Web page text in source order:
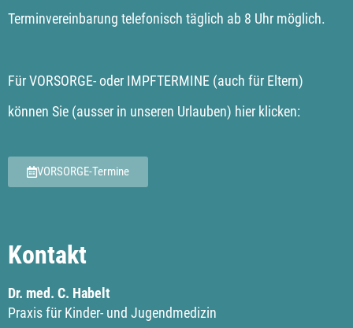
Terminvereinbarung telefonisch täglich ab 8 Uhr möglich.
Für VORSORGE- oder IMPFTERMINE (auch für Eltern)
können Sie (ausser in unseren Urlauben) hier klicken:
VORSORGE-Termine
Kontakt
Dr. med. C. Habelt
Praxis für Kinder- und Jugendmedizin